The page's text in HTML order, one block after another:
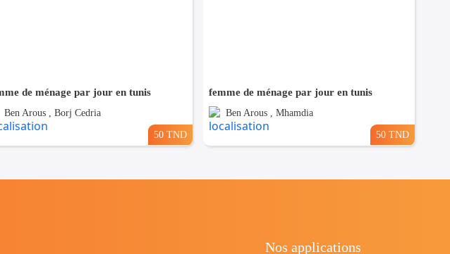
de ménage par jour en tunis
Ben Arous , Borj Cedria
50 TND
femme de ménage par jour en tunis
Ben Arous , Mhamdia
50 TND
Nos applications